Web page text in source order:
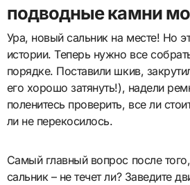
подводные камни
Ура, новый сальник на месте! Но
истории. Теперь нужно все
порядке. Поставили шкив,
его хорошо затянуть!), надели
поленитесь проверить, все ли
ли не перекосилось.
Самый главный вопрос после
сальник – не течет ли? Заведите